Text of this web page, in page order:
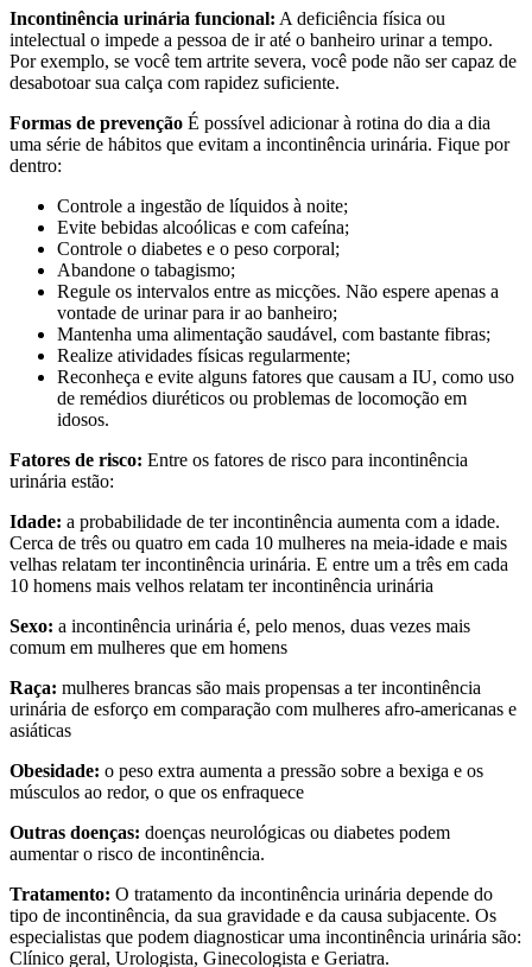
Incontinência urinária funcional: A deficiência física ou
intelectual o impede a pessoa de ir até o banheiro urinar a tempo.
Por exemplo, se você tem artrite severa, você pode não ser capaz de
desabotoar sua calça com rapidez suficiente.
Formas de prevenção É possível adicionar à rotina do dia a dia
uma série de hábitos que evitam a incontinência urinária. Fique por
dentro:
Controle a ingestão de líquidos à noite;
Evite bebidas alcoólicas e com cafeína;
Controle o diabetes e o peso corporal;
Abandone o tabagismo;
Regule os intervalos entre as micções. Não espere apenas a
vontade de urinar para ir ao banheiro;
Mantenha uma alimentação saudável, com bastante fibras;
Realize atividades físicas regularmente;
Reconheça e evite alguns fatores que causam a IU, como uso
de remédios diuréticos ou problemas de locomoção em
idosos.
Fatores de risco: Entre os fatores de risco para incontinência
urinária estão:
Idade: a probabilidade de ter incontinência aumenta com a idade.
Cerca de três ou quatro em cada 10 mulheres na meia-idade e mais
velhas relatam ter incontinência urinária. E entre um a três em cada
10 homens mais velhos relatam ter incontinência urinária
Sexo: a incontinência urinária é, pelo menos, duas vezes mais
comum em mulheres que em homens
Raça: mulheres brancas são mais propensas a ter incontinência
urinária de esforço em comparação com mulheres afro-americanas e
asiáticas
Obesidade: o peso extra aumenta a pressão sobre a bexiga e os
músculos ao redor, o que os enfraquece
Outras doenças: doenças neurológicas ou diabetes podem
aumentar o risco de incontinência.
Tratamento: O tratamento da incontinência urinária depende do
tipo de incontinência, da sua gravidade e da causa subjacente. Os
especialistas que podem diagnosticar uma incontinência urinária são:
Clínico geral, Urologista, Ginecologista e Geriatra.